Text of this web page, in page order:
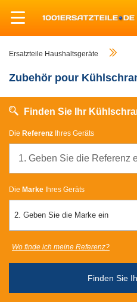
Ersatzteile Haushaltsgeräte
Zubehör pour
Finden Sie Ihr
Die Referenz Ihres Geräts
Die Marke Ihres Geräts
2. Geben Sie die Marke ein
Finden Sie
Wo finde ich meine Referenz?